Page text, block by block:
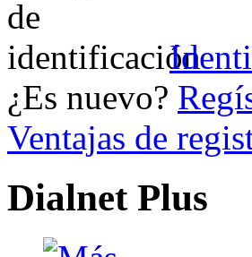
¿Es nuevo?
Ventajas de
Dialnet Plus